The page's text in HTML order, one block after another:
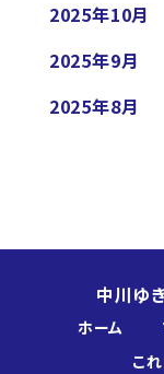
2025年10月
2025年9月
2025年8月
中川ゆ
ホーム
こ